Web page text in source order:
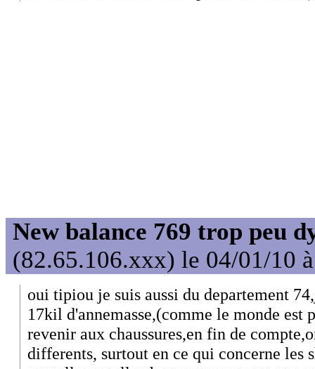
New balance 769 trop peu
(82.65.106.xxx) le 04/01/10
oui tipiou je suis aussi du departement
17kil d'annemasse,(comme le monde
revenir aux chaussures,en fin de
differents, surtout en ce qui concerne les